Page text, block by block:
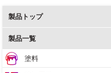
製品トップ
製品一覧
塗料